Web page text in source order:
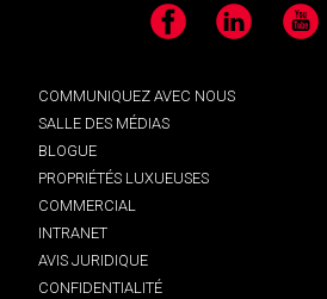
Facebook LinkedIn
COMMUNIQUEZ AVEC NOUS
SALLE DES MÉDIAS
BLOGUE
PROPRIÉTÉS LUXUEUSES
COMMERCIAL
INTRANET
AVIS JURIDIQUE
CONFIDENTIALITÉ